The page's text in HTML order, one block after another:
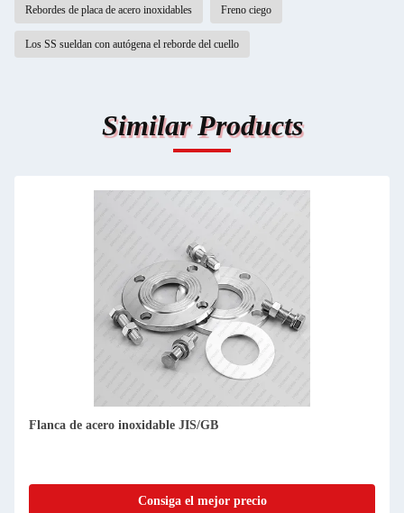
Rebordes de placa de acero inoxidables Freno ciego
Los SS sueldan con autógena el reborde del cuello
Similar Products
Flanca de acero inoxidable JIS/GB
Consiga el mejor precio